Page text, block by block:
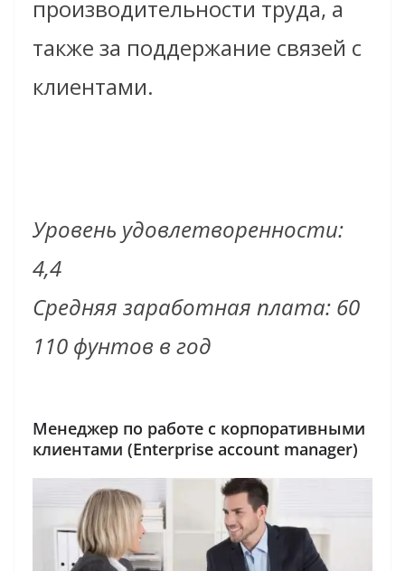
производительности труда, а
также за поддержание связей с
клиентами.
Уровень удовлетворенности:
4,4
Средняя заработная плата: 60
110 фунтов в год
Менеджер по работе с корпоративными
клиентами (Enterprise account manager)